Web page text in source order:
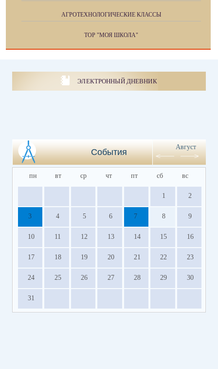
АГРОТЕХНОЛОГИЧЕСКИЕ КЛАССЫ
ТОР "МОЯ ШКОЛА"
ЭЛЕКТРОННЫЙ ДНЕВНИК
События
Август
пн вт ср чт пт сб вс
1 2
3 4 5 6 7 8 9
10 11 12 13 14 15 16
17 18 19 20 21 22 23
24 25 26 27 28 29 30
31